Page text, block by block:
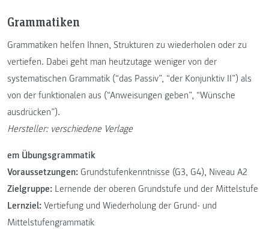
Grammatiken
Grammatiken helfen Ihnen, Strukturen zu wiederholen oder zu
vertiefen. Dabei geht man heutzutage weniger von der
systematischen Grammatik (“das Passiv”, “der Konjunktiv II”) als
von der funktionalen aus (“Anweisungen geben”, “Wünsche
ausdrücken”).
Hersteller: verschiedene Verlage
em Übungsgrammatik
Voraussetzungen: Grundstufenkenntnisse (G3, G4), Niveau A2
Zielgruppe: Lernende der oberen Grundstufe und der Mittelstufe
Lernziel: Vertiefung und Wiederholung der Grund- und
Mittelstufengrammatik